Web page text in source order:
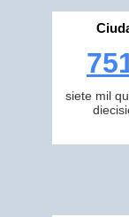
siete mil